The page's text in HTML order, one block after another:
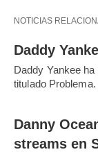
NOTICIAS
Daddy
Daddy Yankee
titulado
Danny
streams en